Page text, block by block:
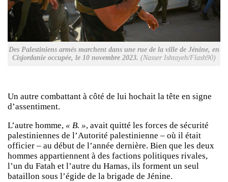
Des Palestiniens armés marchent dans une rue de la ville de Jénine, en
Cisjordanie occupée, le 10 novembre 2023. (Nasser Ishtayeh/Flash90)
Un autre combattant à côté de lui hochait la tête en signe
d’assentiment.
L’autre homme, « B. », avait quitté les forces de sécurité
palestiniennes de l’Autorité palestinienne – où il était
officier – au début de l’année dernière. Bien que les deux
hommes appartiennent à des factions politiques rivales,
l’un du Fatah et l’autre du Hamas, ils forment un seul
bataillon sous l’égide de la brigade de Jénine.